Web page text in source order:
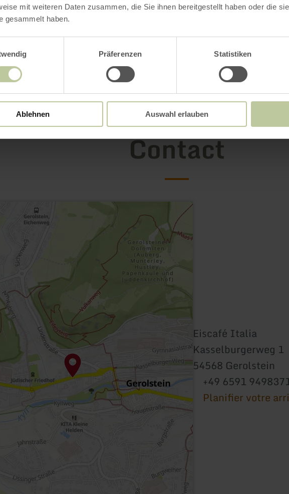
mit weiteren Daten zusammen, die Sie ihnen bereitgestellt haben oder die
gesammelt haben.
Präferenzen Statistiken
Ablehnen Auswahl erlauben
Contact
Eiscafé Italia
Kasselburgerweg 1
54568 Gerolstein
+49 6591
Planifier votre